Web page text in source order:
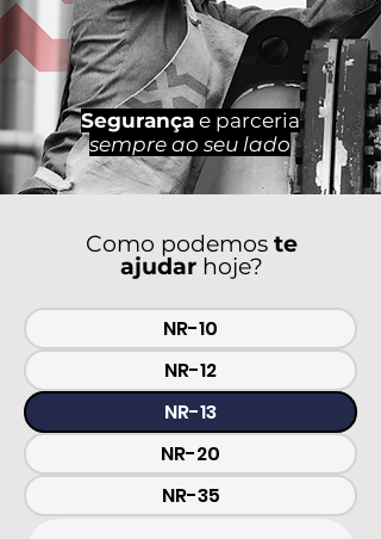
Segurançae parceria
sempre ao seu lado
Como podemos te
ajudarhoje?
NR-10
NR-12
NR-13
NR-20
NR-35